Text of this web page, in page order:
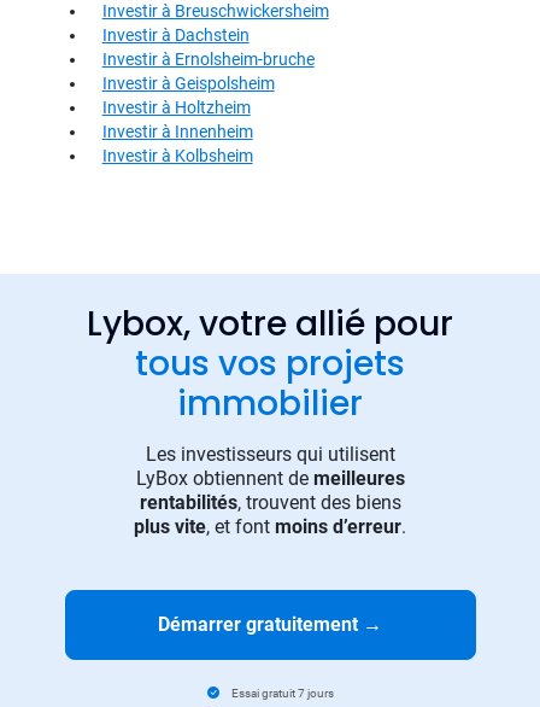
Investir à Breuschwickersheim
Investir à Dachstein
Investir à Ernolsheim-bruche
Investir à Geispolsheim
Investir à Holtzheim
Investir à Innenheim
Investir à Kolbsheim
Lybox, votre allié pour
tous vos projets
immobilier
Les investisseurs qui utilisent
LyBox obtiennent de meilleures
rentabilités, trouvent des biens
plus vite, et font moins d’erreur.
Démarrer gratuitement →
Essai gratuit 7 jours